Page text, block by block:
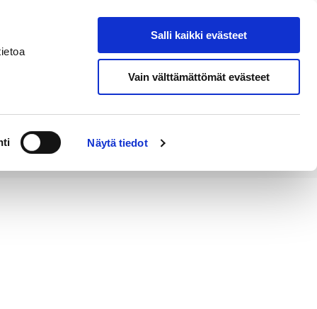
Näytä tiedot
Salli kaikki evästeet
Vain välttämättömät evästeet
Hae sivustolta